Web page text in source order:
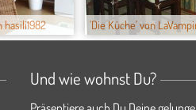
'Die Küche' von
Und wie wohnst Du?